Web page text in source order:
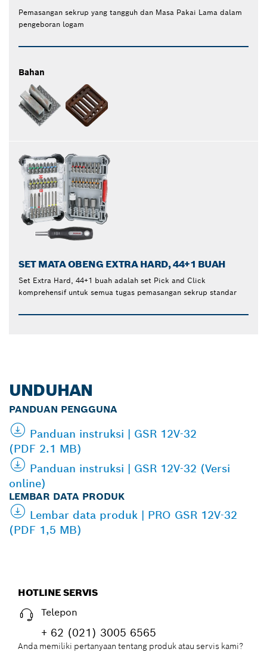
Pemasangan sekrup yang tangguh dan Masa Pakai Lama dalam
pengeboran logam
Bahan
SET MATA OBENG EXTRA HARD, 44+1 BUAH
Set Extra Hard, 44+1 buah adalah set Pick and Click
komprehensif untuk semua tugas pemasangan sekrup standar
UNDUHAN
PANDUAN PENGGUNA
Panduan instruksi | GSR 12V-32
(PDF 2.1 MB)
Panduan instruksi | GSR 12V-32 (Versi
online)
LEMBAR DATA PRODUK
Lembar data produk | PRO GSR 12V-32
(PDF 1,5 MB)
HOTLINE SERVIS
Telepon
+ 62 (021) 3005 6565
Anda memiliki pertanyaan tentang produk atau servis kami?